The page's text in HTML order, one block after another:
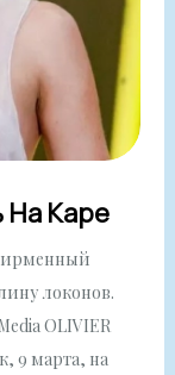
На Каре
локонов.
OLIVIER
9 марта, на